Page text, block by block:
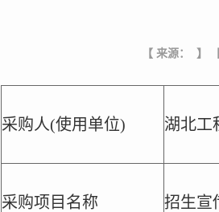
【 来源： 】
采购人(使用单位) 湖北工
采购项目名称 招生宣